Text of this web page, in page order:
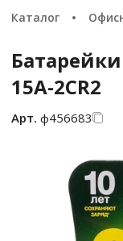
Каталог
15A-2CR2
Арт. ф456683